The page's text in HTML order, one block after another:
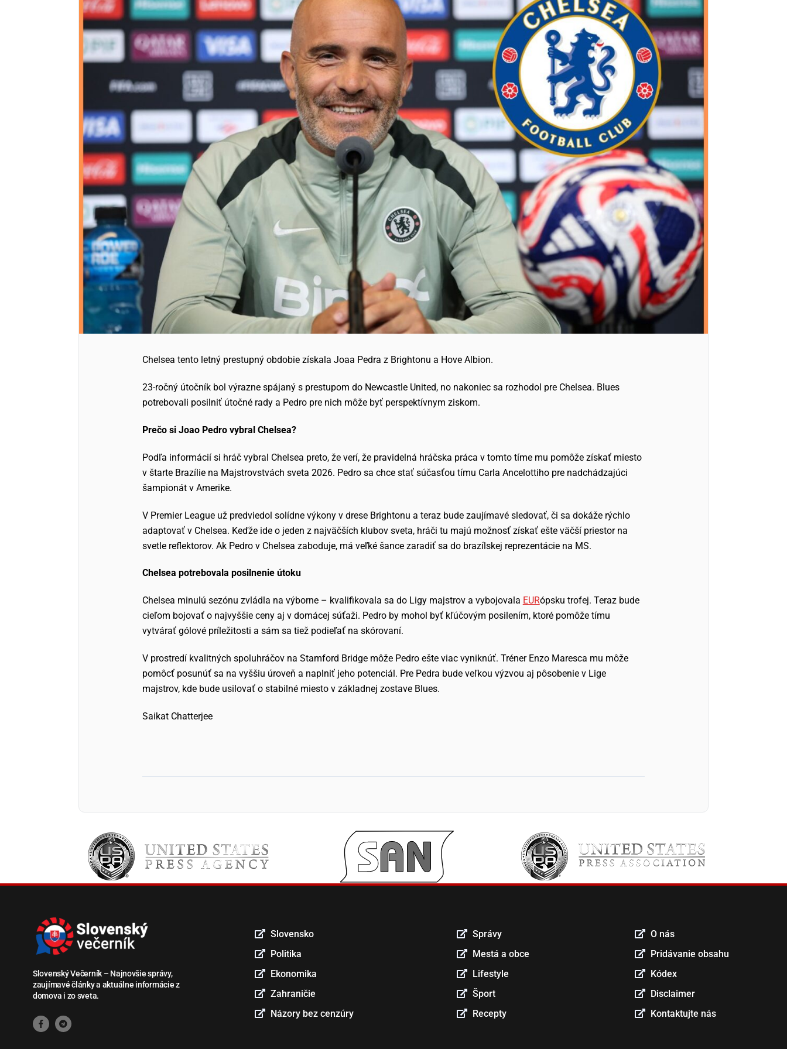
Chelsea tento letný prestupný obdobie získala Joaa Pedra z Brightonu a Hove Albion.
23-ročný útočník bol výrazne spájaný s prestupom do Newcastle United, no nakoniec sa rozhodol pre Chelsea. Blues
potrebovali posilniť útočné rady a Pedro pre nich môže byť perspektívnym ziskom.
Prečo si Joao Pedro vybral Chelsea?
Podľa informácií si hráč vybral Chelsea preto, že verí, že pravidelná hráčska práca v tomto tíme mu pomôže získať miesto
v štarte Brazílie na Majstrovstvách sveta 2026. Pedro sa chce stať súčasťou tímu Carla Ancelottiho pre nadchádzajúci
šampionát v Amerike.
V Premier League už predviedol solídne výkony v drese Brightonu a teraz bude zaujímavé sledovať, či sa dokáže rýchlo
adaptovať v Chelsea. Keďže ide o jeden z najväčších klubov sveta, hráči tu majú možnosť získať ešte väčší priestor na
svetle reflektorov. Ak Pedro v Chelsea zaboduje, má veľké šance zaradiť sa do brazílskej reprezentácie na MS.
Chelsea potrebovala posilnenie útoku
Chelsea minulú sezónu zvládla na výborne – kvalifikovala sa do Ligy majstrov a vybojovala EURópsku trofej. Teraz bude
cieľom bojovať o najvyššie ceny aj v domácej súťaži. Pedro by mohol byť kľúčovým posilením, ktoré pomôže tímu
vytvárať gólové príležitosti a sám sa tiež podieľať na skórovaní.
V prostredí kvalitných spoluhráčov na Stamford Bridge môže Pedro ešte viac vyniknúť. Tréner Enzo Maresca mu môže
pomôcť posunúť sa na vyššiu úroveň a naplniť jeho potenciál. Pre Pedra bude veľkou výzvou aj pôsobenie v Lige
majstrov, kde bude usilovať o stabilné miesto v základnej zostave Blues.
Saikat Chatterjee
Slovenský Večerník – Najnovšie správy,
zaujímavé články a aktuálne informácie z
domova i zo sveta.
Slovensko
Politika
Ekonomika
Zahraničie
Názory bez cenzúry
Správy
Mestá a obce
Lifestyle
Šport
Recepty
O nás
Pridávanie obsahu
Kódex
Disclaimer
Kontaktujte nás